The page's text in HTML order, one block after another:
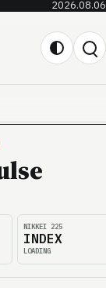
2026.08.06
NIKKEI 225
INDEX
LOADING